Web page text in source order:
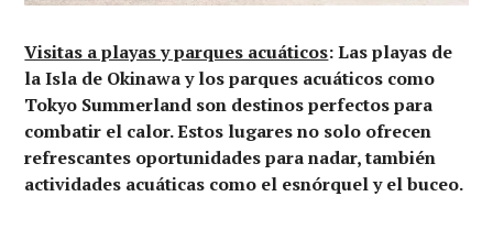
Visitas a playas y parques acuáticos: Las playas de
la Isla de Okinawa y los parques acuáticos como
Tokyo Summerland son destinos perfectos para
combatir el calor. Estos lugares no solo ofrecen
refrescantes oportunidades para nadar, también
actividades acuáticas como el esnórquel y el buceo.